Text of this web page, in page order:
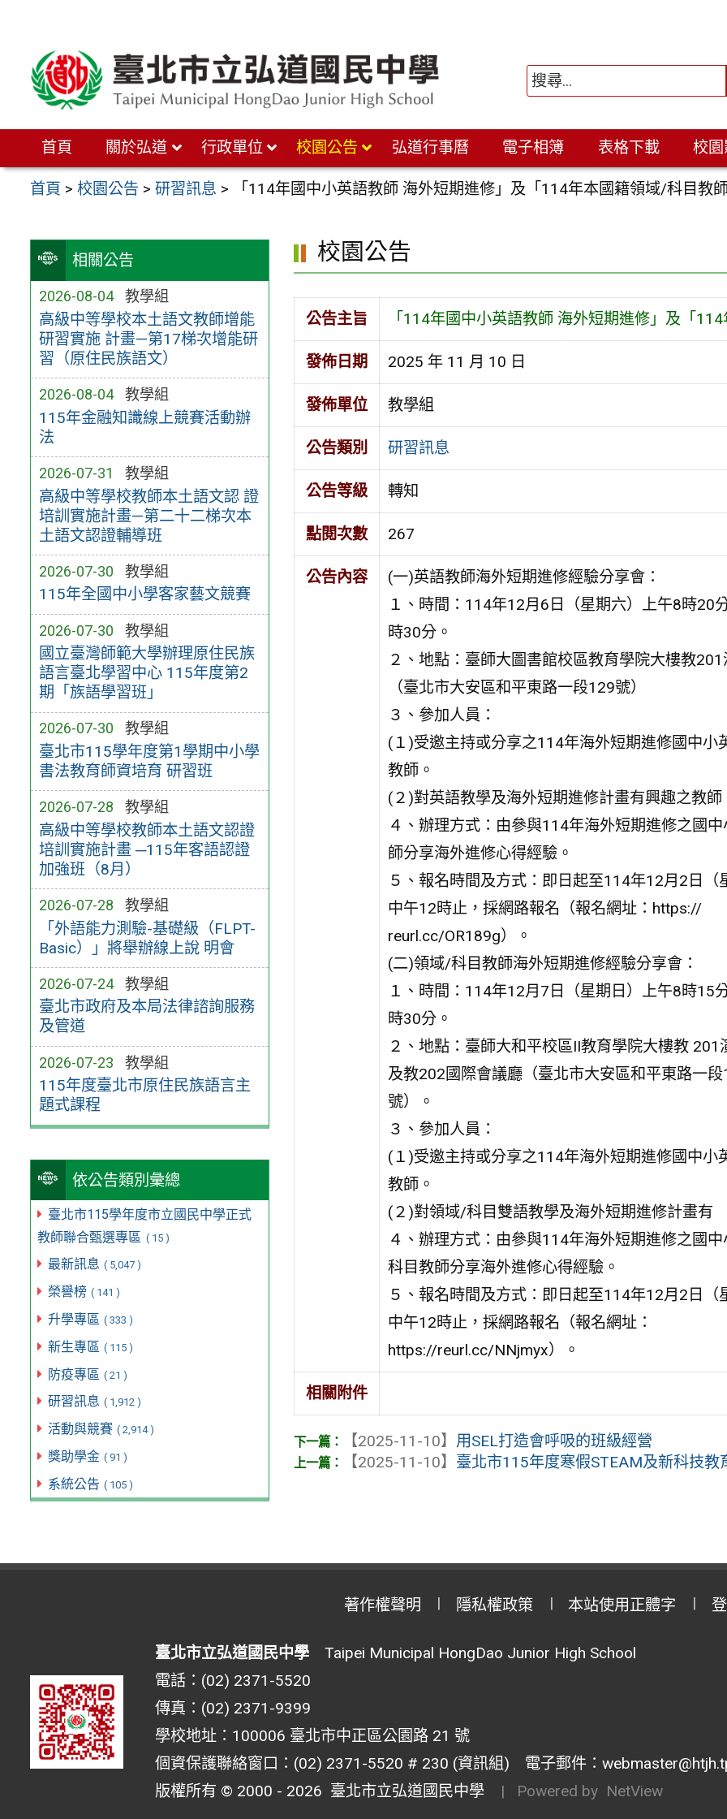
首頁 關於弘道 行政單位 校園公告 弘道行事曆 電子相簿 表格下載 校
首頁 >校園公告 >研習訊息 > 「114年國中小英語教師 海外短期進修」及「114年本國籍領域/科目教
相關公告
2026-08-04 教學組
高級中等學校本土語文教師增能
研習實施 計畫—第17梯次增能研
習（原住民族語文）
2026-08-04 教學組
115年金融知識線上競賽活動辦
法
2026-07-31 教學組
高級中等學校教師本土語文認 證
培訓實施計畫—第二十二梯次本
土語文認證輔導班
2026-07-30 教學組
115年全國中小學客家藝文競賽
2026-07-30 教學組
國立臺灣師範大學辦理原住民族
語言臺北學習中心 115年度第2
期「族語學習班」
2026-07-30 教學組
臺北市115學年度第1學期中小學
書法教育師資培育 研習班
2026-07-28 教學組
高級中等學校教師本土語文認證
培訓實施計畫 ─115年客語認證
加強班（8月）
2026-07-28 教學組
「外語能力測驗-基礎級（FLPT-
Basic）」將舉辦線上說 明會
2026-07-24 教學組
臺北市政府及本局法律諮詢服務
及管道
2026-07-23 教學組
115年度臺北市原住民族語言主
題式課程
依公告類別彙總
臺北市115學年度市立國民中學正式
教師聯合甄選專區 ( 15 )
最新訊息 ( 5,047 )
榮譽榜 ( 141 )
升學專區 ( 333 )
新生專區 ( 115 )
防疫專區 ( 21 )
研習訊息 ( 1,912 )
活動與競賽 ( 2,914 )
獎助學金 ( 91 )
系統公告 ( 105 )
校園公告
公告主旨 「114年國中小英語教師 海外短期進修」及「
發佈日期 2025 年 11 月 10 日
發佈單位 教學組
公告類別 研習訊息
公告等級 轉知
點閱次數 267
公告內容
(一)英語教師海外短期進修經驗分享會：
１、時間：114年12月6日（星期六）上午8時20
時30分。
２、地點：臺師大圖書館校區教育學院大樓教
（臺北市大安區和平東路一段129號）
３、參加人員：
(１)受邀主持或分享之114年海外短期進修國中小
教師。
(２)對英語教學及海外短期進修計畫有興趣之教師
４、辦理方式：由參與114年海外短期進修之國
師分享海外進修心得經驗。
５、報名時間及方式：即日起至114年12月2日（
中午12時止，採網路報名（報名網址：https://
reurl.cc/OR189g）。
(二)領域/科目教師海外短期進修經驗分享會：
１、時間：114年12月7日（星期日）上午8時15
時30分。
２、地點：臺師大和平校區II教育學院大樓教 201
及教202國際會議廳（臺北市大安區和平東路一段
號）。
３、參加人員：
(１)受邀主持或分享之114年海外短期進修國中小
教師。
(２)對領域/科目雙語教學及海外短期進修計畫有
４、辦理方式：由參與114年海外短期進修之國
科目教師分享海外進修心得經驗。
５、報名時間及方式：即日起至114年12月2日（
中午12時止，採網路報名（報名網址：
https://reurl.cc/NNjmyx）。
相關附件
【2025-11-10】 用SEL打造會呼吸的班級經營
【2025-11-10】 臺北市115年度寒假STEAM及新科技教
著作權聲明 隱私權政策 本站使用正體字
臺北市立弘道國民中學Taipei Municipal HongDao Junior High School
電話：(02) 2371-5520
傳真：(02) 2371-9399
學校地址：100006 臺北市中正區公園路 21 號
個資保護聯絡窗口：(02) 2371-5520 # 230 (資訊組) 電子郵件：
版權所有 © 2000 - 2026 臺北市立弘道國民中學 | Powered by NetView